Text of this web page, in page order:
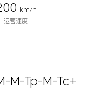
km/h
运营速度
M-Tp-M-Tc+